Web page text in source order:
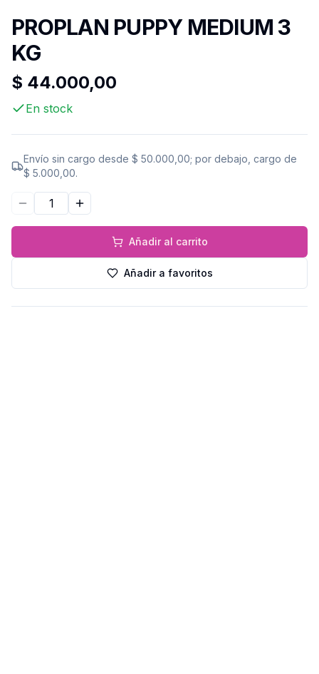
PROPLAN PUPPY MEDIUM 3
KG
$ 44.000,00
En stock
Envío sin cargo desde$ 50.000,00; por debajo, cargo de
$ 5.000,00.
Disminuir cantidadAumentar cantidad
Añadir al carrito
Añadir a favoritos